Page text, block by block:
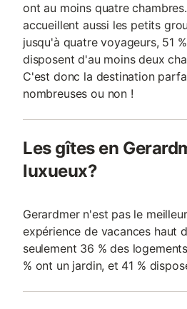
ont au moins quatre
accueillent aussi les petits
jusqu'à quatre voyageurs, 51
disposent d'au moins deux
C'est donc la destination
nombreuses ou non !
Les gîtes en
luxueux?
Gerardmer n'est pas le
expérience de vacances haut
seulement 36 % des
% ont un jardin, et 41 %